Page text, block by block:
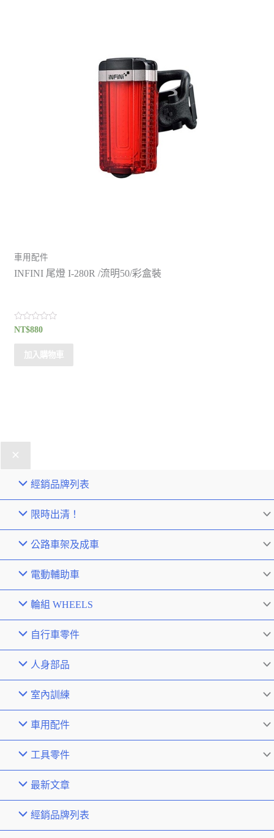
車用配件
INFINI 尾燈 I-280R /流明50/彩盒裝
評
0
5
NT$880
加入購物車
經銷品牌列表
限時出清！
公路車架及成車
電動輔助車
輪組 WHEELS
自行車零件
人身部品
室內訓練
車用配件
工具零件
最新文章
經銷品牌列表